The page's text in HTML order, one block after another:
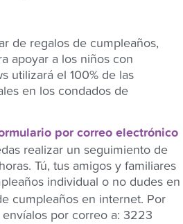
de regalos de cumpleaños,
apoyar a los niños con
utilizará el 100% de las
en los condados de
por correo electrónico
realizar un seguimiento de
Tú, tus amigos y familiares
individual o no dudes en
cumpleaños en internet. Por
por correo a: 3223